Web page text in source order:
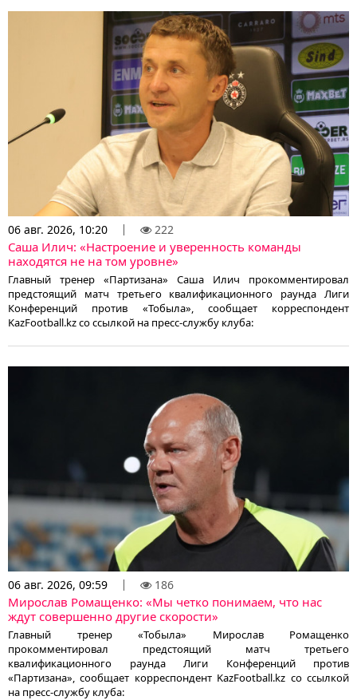
06 авг. 2026, 10:20 222
Саша Илич: «Настроение и уверенность команды
находятся не на том уровне»
Главный тренер «Партизана» Саша Илич прокомментировал
предстоящий матч третьего квалификационного раунда Лиги
Конференций против «Тобыла», сообщает корреспондент
KazFootball.kz со ссылкой на пресс-службу клуба:
06 авг. 2026, 09:59 186
Мирослав Ромащенко: «Мы четко понимаем, что нас
ждут совершенно другие скорости»
Главный тренер «Тобыла» Мирослав Ромащенко
прокомментировал предстоящий матч третьего
квалификационного раунда Лиги Конференций против
«Партизана», сообщает корреспондент KazFootball.kz со ссылкой
на пресс-службу клуба: